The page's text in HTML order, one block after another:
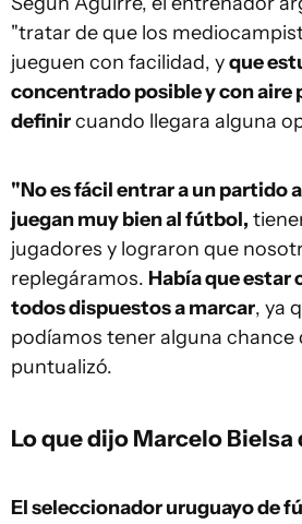
"tratar de que los
jueguen con facilidad, yque
concentrado posible y con aire
definircuando llegara alguna
"No es fácil entrar a un partido
juegan muy bien al fútbol,
jugadores y lograron que
replegáramos. Había que estar
todos dispuestos a marcar, ya
podíamos tener alguna chance
puntualizó.
Lo que dijo Marcelo
El seleccionador uruguayo de